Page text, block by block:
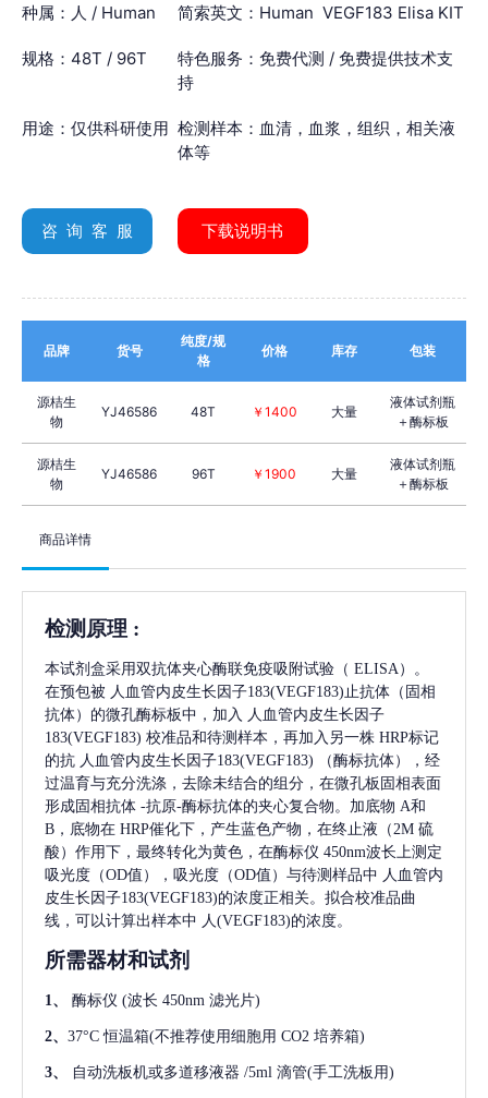
种属：人 / Human 简索英文：Human VEGF183 Elisa KIT
规格：48T / 96T
特色服务：免费代测 / 免费提供技术支
持
用途：仅供科研使用 检测样本：血清，血浆，组织，相关液
体等
咨 询 客 服 下载说明书
品牌 货号
纯度/规
格
价格 库存 包装
源桔生
物
YJ46586 48T ￥1400 大量
液体试剂瓶
＋酶标板
源桔生
物
YJ46586 96T ￥1900 大量
液体试剂瓶
＋酶标板
商品详情
检测原理 :
本试剂盒采用双抗体夹心酶联免疫吸附试验（ ELISA）。
在预包被 人血管内皮生长因子183(VEGF183) 止抗体（固相
抗体）的微孔酶标板中，加入
人血管内皮生长因子
183(VEGF183) 校准品和待测样本，再加入另一株 HRP标记
的抗 人血管内皮生长因子183(VEGF183)
（酶标抗体），经
过温育与充分洗涤，去除未结合的组分，在微孔板固相表面
形成固相抗体 -抗原-酶标抗体的夹心复合物。加底物 A和
B，底物在 HRP催化下，产生蓝色产物，在终止液（2M 硫
酸）作用下，最终转化为黄色，在酶标仪 450nm波长上测定
吸光度（OD值），吸光度（OD值）与待测样品中 人血管内
皮生长因子183(VEGF183)的浓度正相关。拟合校准品曲
线，可以计算出样本中 人(VEGF183)的浓度。
所需器材和试剂
1、 酶标仪 (波长 450nm 滤光片)
2、 37°C 恒温箱(不推荐使用细胞用 CO2 培养箱)
3、 自动洗板机或多道移液器 /5ml 滴管(手工洗板用)